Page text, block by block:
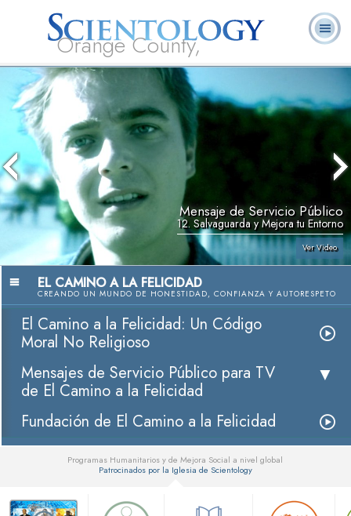
Orange County,
CA
Acerca de
Nosotros
L. Ronald
Hubbard
¿Qué es
Scientology?
Voluntarios
Mensaje de Servicio Público
12. Salvaguarda y Mejora tu Entorno
Ver Video
EL CAMINO A LA FELICIDAD
CREANDO UN MUNDO DE HONESTIDAD, CONFIANZA Y AUTORESPETO
El Camino a la Felicidad: Un Código
Moral No Religioso
Mensajes de Servicio Público para TV
de El Camino a la Felicidad
Fundación de El Camino a la Felicidad
Programas Humanitarios y de Mejora Social a nivel global
Patrocinados por la Iglesia de Scientology